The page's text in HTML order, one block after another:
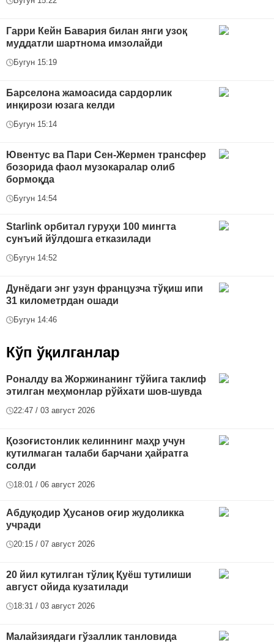
Гарри Кейн Бавария билан янги узоқ
муддатли шартнома имзолайди
Бугун 15:19
Барселона жамоасида сардорлик
инқирози юзага келди
Бугун 15:14
Ювентус ва Пари Сен-Жермен трансфер
бозорида фаол музокаралар олиб
бормоқда
Бугун 14:54
Starlink орбитал гуруҳи 100 мингта
сунъий йўлдошга етказилади
Бугун 14:52
Дунёдаги энг узун французча тўқиш ипи
31 километрдан ошади
Бугун 14:46
Кўп ўқилганлар
Роналду ва Жоржинанинг тўйига таклиф
этилган меҳмонлар рўйхати шов-шувда
22:47 / 03 август 2026
Қозоғистонлик келиннинг маҳр учун
кутилмаган талаби барчани ҳайратга
солди
18:01 / 06 август 2026
Абдуқодир Ҳусанов оғир жудоликка
учради
20:15 / 07 август 2026
20 йил кутилган тўлиқ Қуёш тутилиши
август ойида кузатилади
18:31 / 03 август 2026
Малайзиядаги гўзаллик танловида